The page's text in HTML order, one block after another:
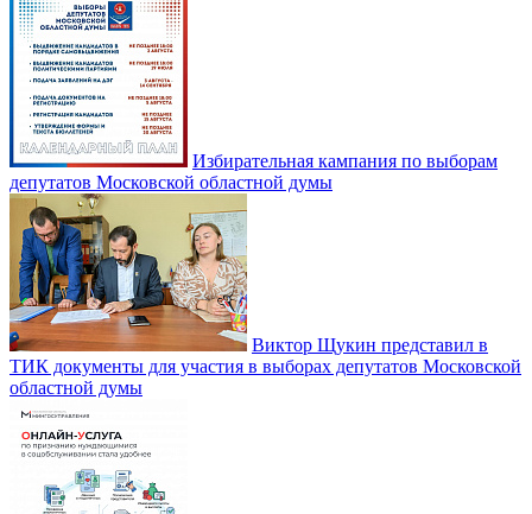
Избирательная кампания по выборам
депутатов Московской областной думы
Виктор Щукин представил в
ТИК документы для участия в выборах депутатов Московской
областной думы